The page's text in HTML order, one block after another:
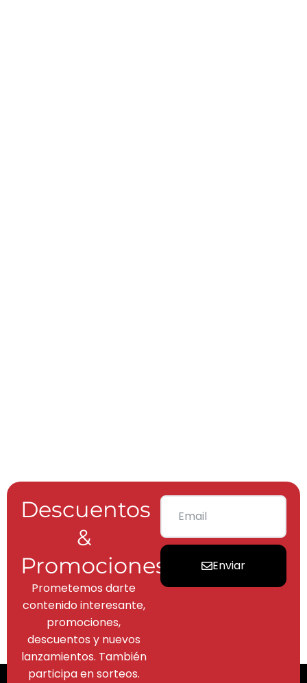
Descuentos
&
Promociones
Prometemos darte
contenido interesante,
promociones,
descuentos y nuevos
lanzamientos. También
participa en sorteos.
Enviar